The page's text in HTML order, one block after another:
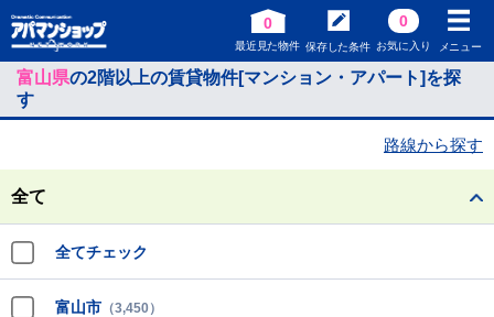
0
最近見た物件 保存した条件
0
お気に入り メニュー
富山県の2階以上の賃貸物件[マンション・アパート]を探
す
路線から探す
全て
全てチェック
富山市 （3,450）